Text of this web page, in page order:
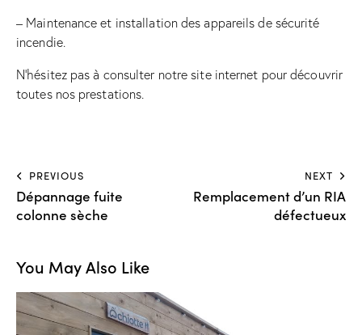
– Maintenance et installation des appareils de sécurité
incendie.
N’hésitez pas à consulter notre site internet pour découvrir
toutes nos prestations.
PREVIOUS
Dépannage fuite
colonne sèche
NEXT
Remplacement d’un RIA
défectueux
You May Also Like